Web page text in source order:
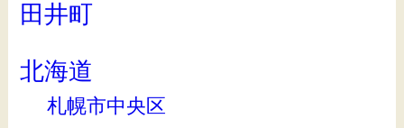
田井町
北海道
札幌市中央区